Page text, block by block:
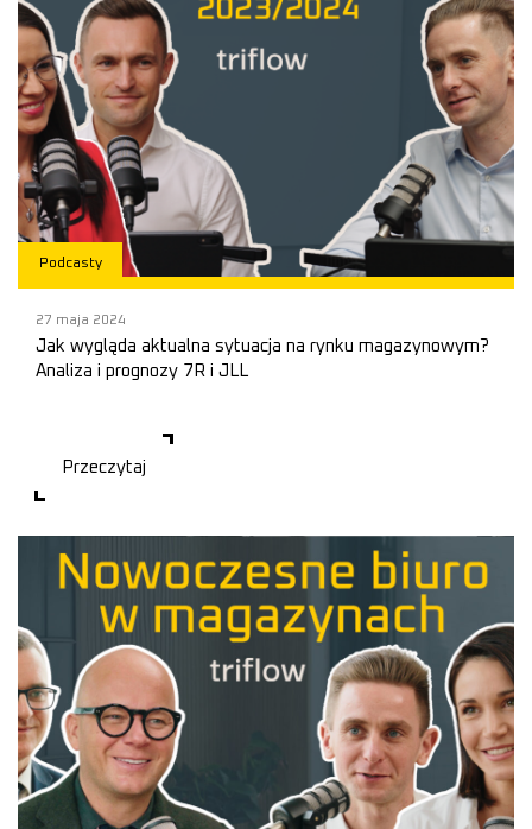
Podcasty
27 maja 2024
Jak wygląda aktualna sytuacja na rynku magazynowym?
Analiza i prognozy 7R i JLL
Przeczytaj